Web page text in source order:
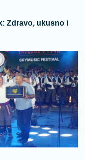
Zdravo, ukusno i